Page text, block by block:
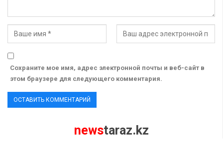
Сохраните мое имя, адрес электронной почты и веб-сайт в
этом браузере для следующего комментария.
newstaraz.kz